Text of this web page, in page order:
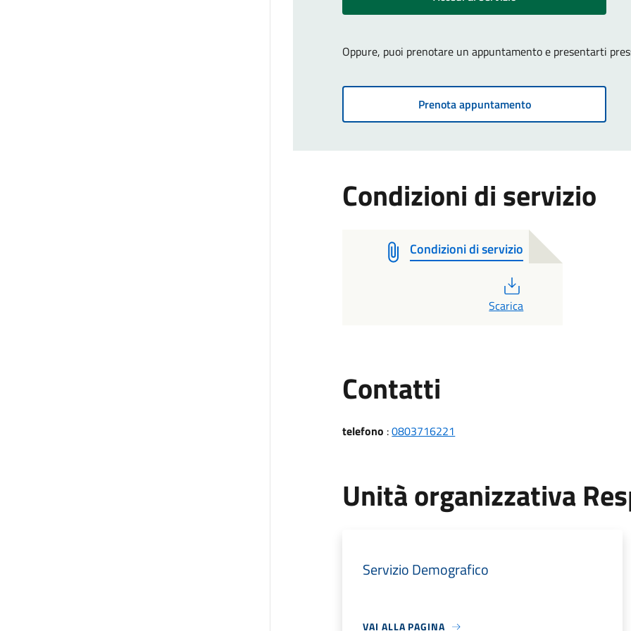
Oppure, puoi prenotare un appuntamento e presentarti
Prenota appuntamento
Condizioni di servizio
Condizioni di servizio
Scarica
Contatti
telefono :0803716221
Unità organizzativa
Servizio Demografico
VAI ALLA PAGINA